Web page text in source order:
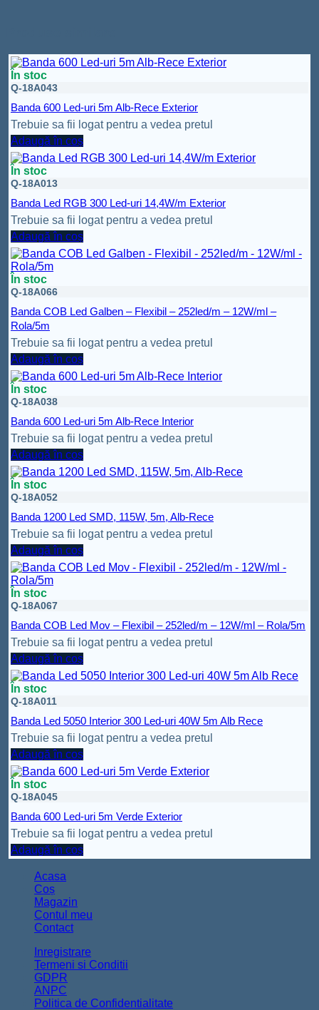
În stoc
Q-18A043
Banda 600 Led-uri 5m Alb-Rece Exterior
Trebuie sa fii logat pentru a vedea pretul
Adaugă în coș
În stoc
Q-18A013
Banda Led RGB 300 Led-uri 14,4W/m Exterior
Trebuie sa fii logat pentru a vedea pretul
Adaugă în coș
În stoc
Q-18A066
Banda COB Led Galben – Flexibil – 252led/m – 12W/ml –
Rola/5m
Trebuie sa fii logat pentru a vedea pretul
Adaugă în coș
În stoc
Q-18A038
Banda 600 Led-uri 5m Alb-Rece Interior
Trebuie sa fii logat pentru a vedea pretul
Adaugă în coș
În stoc
Q-18A052
Banda 1200 Led SMD, 115W, 5m, Alb-Rece
Trebuie sa fii logat pentru a vedea pretul
Adaugă în coș
În stoc
Q-18A067
Banda COB Led Mov – Flexibil – 252led/m – 12W/ml – Rola/5m
Trebuie sa fii logat pentru a vedea pretul
Adaugă în coș
În stoc
Q-18A011
Banda Led 5050 Interior 300 Led-uri 40W 5m Alb Rece
Trebuie sa fii logat pentru a vedea pretul
Adaugă în coș
În stoc
Q-18A045
Banda 600 Led-uri 5m Verde Exterior
Trebuie sa fii logat pentru a vedea pretul
Adaugă în coș
Acasa
Coș
Magazin
Contul meu
Contact
Inregistrare
Termeni si Conditii
GDPR
ANPC
Politica de Confidentialitate